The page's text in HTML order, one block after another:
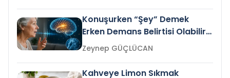
Konuşurken “Şey” Demek
Erken Demans Belirtisi Olabilir
mi?
Zeynep GÜÇLÜCAN
Kahveye Limon Sıkmak